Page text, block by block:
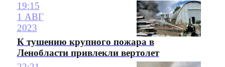
19:15
1 АВГ
2023
К тушению крупного пожара в
Ленобласти привлекли вертолет